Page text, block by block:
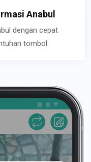
Anabul
dengan cepat
tombol.